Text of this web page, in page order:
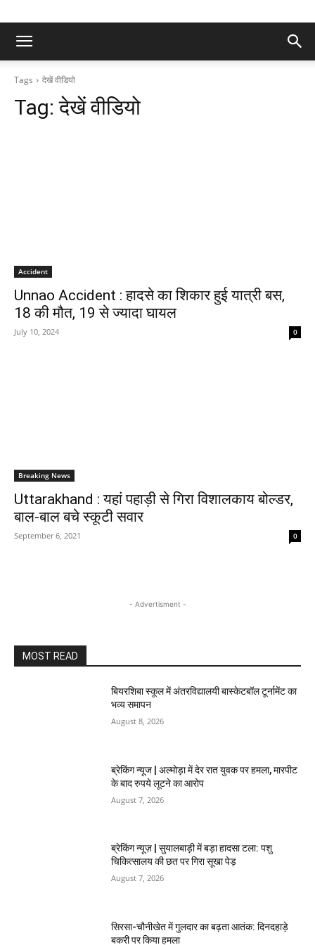
Tags देखें वीडियो
Tag:देखें वीडियो
Accident
Unnao Accident : हादसे का शिकार हुई यात्री बस,
18 की मौत, 19 से ज्यादा घायल
July 10, 2024 0
Breaking News
Uttarakhand : यहां पहाड़ी से गिरा विशालकाय बोल्डर,
बाल-बाल बचे स्कूटी सवार
September 6, 2021 0
- Advertisment -
MOST READ
बियरशिबा स्कूल में अंतरविद्यालयी बास्केटबॉल टूर्नामेंट का
भव्य समापन
August 8, 2026
ब्रेकिंग न्यूज | अल्मोड़ा में देर रात युवक पर हमला, मारपीट
के बाद रुपये लूटने का आरोप
August 7, 2026
ब्रेकिंग न्यूज़ | सुयालबाड़ी में बड़ा हादसा टला: पशु
चिकित्सालय की छत पर गिरा सूखा पेड़
August 7, 2026
सिरसा-चौनीखेत में गुलदार का बढ़ता आतंक: दिनदहाड़े
बकरी पर किया हमला